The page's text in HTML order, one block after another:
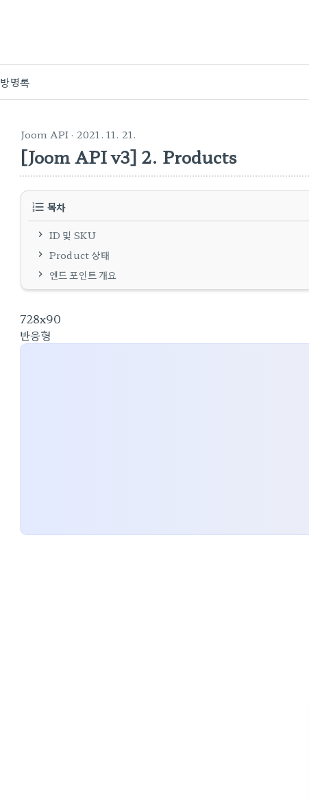
방명록
Joom API · 2021. 11. 21.
[Joom API v3] 2. Products
목차
ID 및 SKU
Product 상태
엔드 포인트 개요
728x90
반응형